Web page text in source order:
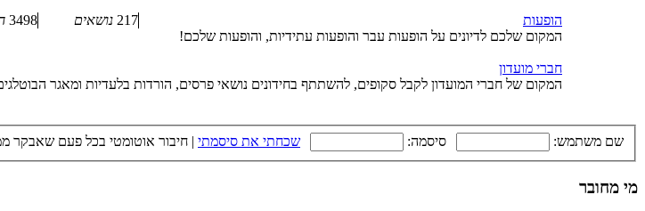
הופעות
המקום שלכם לדיונים על הופעות עבר והופעות עתידיות, והופעות שלכם!
217 נושאים 3498
חברי מועדון
המקום של חברי המועדון לקבל סקופים, להשתתף בחידונים נושאי פרסים, הורדות בלעדיות ומאגר
שם משתמש: סיסמה: שכחתי את סיסמתי | חיבור אוטומטי בכל פעם שאבקר
מי מחובר